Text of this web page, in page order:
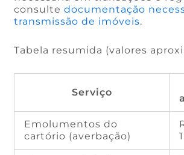
consultedocumentação
transmissão de imóveis.
Tabela resumida (valores
Serviço
Emolumentos do
cartório (averbação)